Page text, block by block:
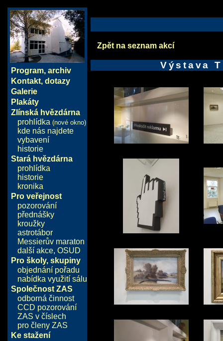
Program, archiv
Kontakt, dotazy
Galerie
Plakáty
Zlínská hvězdárna
prohlídka (nové okno)
kde nás najdete
vybavení
historie
Stará hvězdárna
prohlídka
historie
kronika
Pro veřejnost
pozorování
přednášky
kroužky
astrotábor
Messierův maraton
další akce, OSUD
Pro školy, skupiny
objednání pořadu
nabídka využití sálu
Společnost ZAS
odborná činnost
CCD pozorování
ZAS v číslech
pro členy ZAS
Ke stažení
Zpět na seznam akcí
Výstava